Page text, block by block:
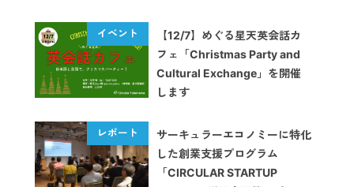
【12/7】めぐる星天英会話カ
フェ「Christmas Party and
Cultural Exchange」を開催
します
サーキュラーエコノミーに特化
した創業支援プログラム
「CIRCULAR STARTUP